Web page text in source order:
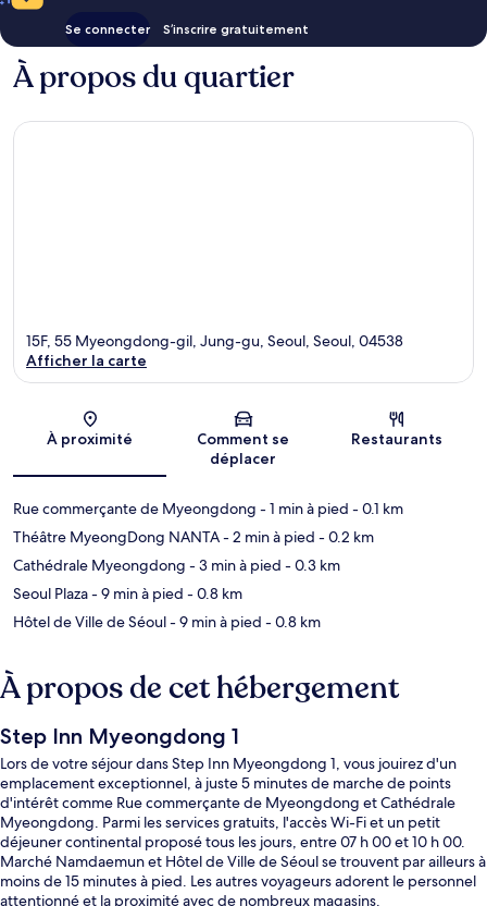
Se connecter S’inscrire gratuitement
À propos du quartier
Carte
15F, 55 Myeongdong-gil, Jung-gu, Seoul, Seoul, 04538
Afficher la carte
À proximité
Comment se
déplacer
Restaurants
Rue commerçante de Myeongdong - 1 min à pied - 0.1 km
Théâtre MyeongDong NANTA- 2 min à pied - 0.2 km
Cathédrale Myeongdong - 3 min à pied - 0.3 km
Seoul Plaza- 9 min à pied - 0.8 km
Hôtel de Ville de Séoul- 9 min à pied - 0.8 km
À propos de cet hébergement
Step Inn Myeongdong 1
Lors de votre séjour dans Step Inn Myeongdong 1, vous jouirez d'un
emplacement exceptionnel, à juste 5 minutes de marche de points
d'intérêt comme Rue commerçante de Myeongdong et Cathédrale
Myeongdong. Parmi les services gratuits, l'accès Wi-Fi et un petit
déjeuner continental proposé tous les jours, entre 07 h 00 et 10 h 00.
Marché Namdaemun et Hôtel de Ville de Séoul se trouvent par ailleurs à
moins de 15 minutes à pied. Les autres voyageurs adorent le personnel
attentionné et la proximité avec de nombreux magasins.